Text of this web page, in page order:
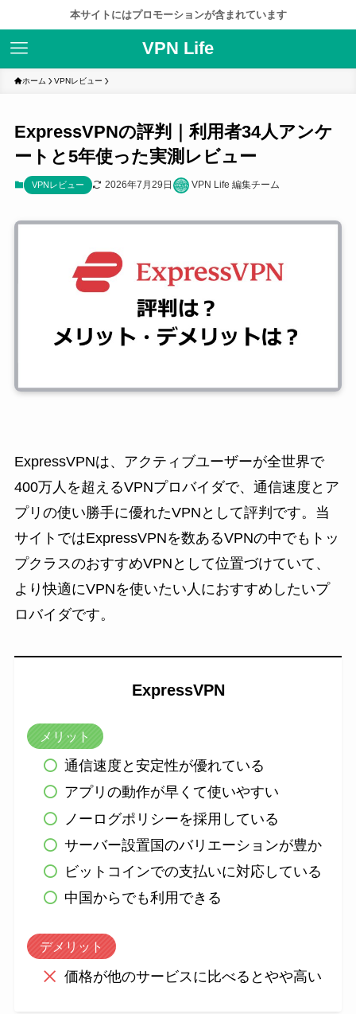
本サイトにはプロモーションが含まれています
VPN Life
ホーム VPNレビュー
ExpressVPNの評判｜利用者34人アンケ
ートと5年使った実測レビュー
VPNレビュー 2026年7月29日 VPN Life 編集チーム
ExpressVPNは、アクティブユーザーが全世界で
400万人を超えるVPNプロバイダで、通信速度とア
プリの使い勝手に優れたVPNとして評判です。当
サイトではExpressVPNを数あるVPNの中でもトッ
プクラスのおすすめVPNとして位置づけていて、
より快適にVPNを使いたい人におすすめしたいプ
ロバイダです。
ExpressVPN
メリット
通信速度と安定性が優れている
アプリの動作が早くて使いやすい
ノーログポリシーを採用している
サーバー設置国のバリエーションが豊か
ビットコインでの支払いに対応している
中国からでも利用できる
デメリット
価格が他のサービスに比べるとやや高い